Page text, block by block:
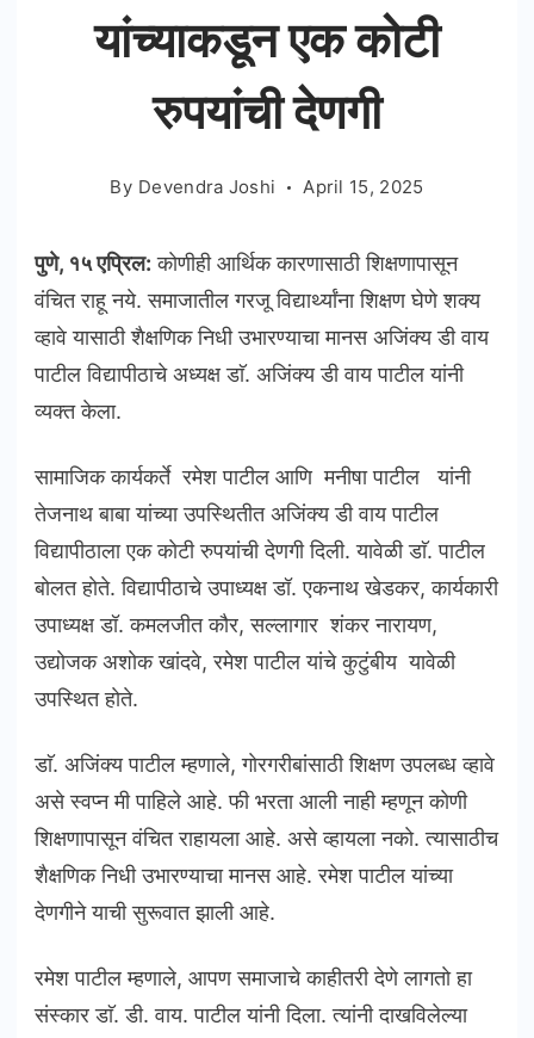
यांच्याकडून एक कोटी
रुपयांची देणगी
By Devendra Joshi April 15, 2025
पुणे, १५ एप्रिल: काेणीही आर्थिक कारणासाठी शिक्षणापासून
वंचित राहू नये. समाजातील गरजू विद्यार्थ्यांना शिक्षण घेणे शक्य
व्हावे यासाठी शैक्षणिक निधी उभारण्याचा मानस अजिंक्य डी वाय
पाटील विद्यापीठाचे अध्यक्ष डाॅ. अजिंक्य डी वाय पाटील यांनी
व्यक्त केला.
सामाजिक कार्यकर्ते रमेश पाटील आणि मनीषा पाटील यांनी
तेजनाथ बाबा यांच्या उपस्थितीत अजिंक्य डी वाय पाटील
विद्यापीठाला एक काेटी रुपयांची देणगी दिली. यावेळी डाॅ. पाटील
बाेलत हाेते. विद्यापीठाचे उपाध्यक्ष डॉ. एकनाथ खेडकर, कार्यकारी
उपाध्यक्ष डॉ. कमलजीत कौर, सल्लागार शंकर नारायण,
उद्याेजक अशाेक खांदवे, रमेश पाटील यांचे कुटुंबीय यावेळी
उपस्थित हाेते.
डाॅ. अजिंक्य पाटील म्हणाले, गाेरगरीबांसाठी शिक्षण उपलब्ध व्हावे
असे स्वप्न मी पाहिले आहे. फी भरता आली नाही म्हणून काेणी
शिक्षणापासून वंचित राहायला आहे. असे व्हायला नकाे. त्यासाठीच
शैक्षणिक निधी उभारण्याचा मानस आहे. रमेश पाटील यांच्या
देणगीने याची सुरूवात झाली आहे.
रमेश पाटील म्हणाले, आपण समाजाचे काहीतरी देणे लागताे हा
संस्कार डाॅ. डी. वाय. पाटील यांनी दिला. त्यांनी दाखविलेल्या